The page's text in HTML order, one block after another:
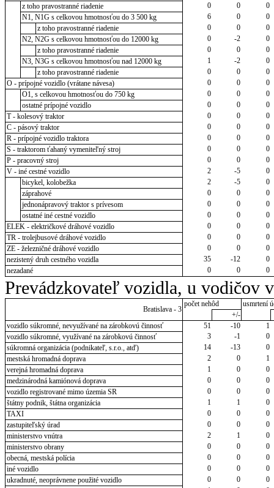
z toho pravostranné riadenie
0 0
0
N1, N1G s celkovou hmotnosťou do 3 500 kg
6 0
0
z toho pravostranné riadenie
0 0
0
N2, N2G s celkovou hmotnosťou do 12000 kg
0 -2
0
z toho pravostranné riadenie
0 0
0
N3, N3G s celkovou hmotnosťou nad 12000 kg
1 -2
0
z toho pravostranné riadenie
0 0
0
O - prípojné vozidlo (vrátane návesa)
0 0
0
O1, s celkovou hmotnosťou do 750 kg
0 0
0
ostatné prípojné vozidlo
0 0
0
T - kolesový traktor
0 0
0
C - pásový traktor
0 0
0
R - prípojné vozidlo traktora
0 0
0
S - traktorom ťahaný vymeniteľný stroj
0 0
0
P - pracovný stroj
0 0
0
V - iné cestné vozidlo
2 -5
0
bicykel, kolobežka
2 -5
0
záprahové
0 0
0
jednonápravový traktor s prívesom
0 0
0
ostatné iné cestné vozidlo
0 0
0
ELEK - električkové dráhové vozidlo
0 0
0
TR - trolejbusové dráhové vozidlo
0 0
0
ZE - železničné dráhové vozidlo
0 0
0
nezistený druh cestného vozidla
35 -12
0
nezadané
0 0 0
Prevádzkovateľ vozidla, u vodičov
Bratislava - 3
počet nehôd
usmrtení
+/-
vozidlo súkromné, nevyužívané na zárobkovú činnosť
51 -10
1
vozidlo súkromné, využívané na zárobkovú činnosť
3 -1
0
súkromná organizácia (podnikateľ, s.r.o., atď)
14 -13
0
mestská hromadná doprava
2 0
1
verejná hromadná doprava
1 0
0
medzinárodná kamiónová doprava
0 0
0
vozidlo registrované mimo územia SR
0 0
0
štátny podnik, štátna organizácia
1 1
0
TAXI
0 0
0
zastupiteľský úrad
0 0
0
ministerstvo vnútra
2 1
0
ministerstvo obrany
0 0
0
obecná, mestská polícia
0 0
0
iné vozidlo
0 0
0
ukradnuté, neoprávnene použité vozidlo
0 0
0